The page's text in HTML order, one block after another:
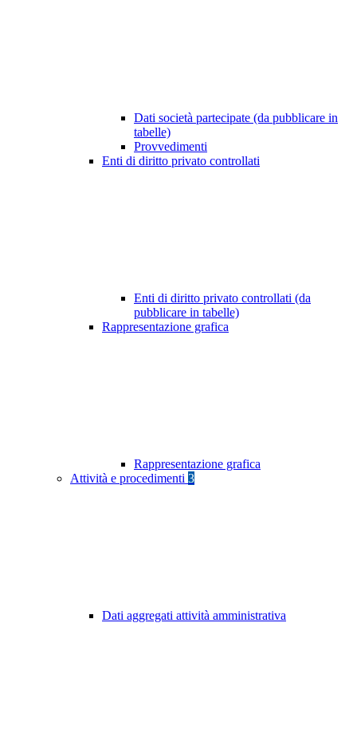
Dati società partecipate (da pubblicare in
tabelle)
Provvedimenti
Enti di diritto privato controllati
Enti di diritto privato controllati (da
pubblicare in tabelle)
Rappresentazione grafica
Rappresentazione grafica
Attività e procedimenti 3
Dati aggregati attività amministrativa